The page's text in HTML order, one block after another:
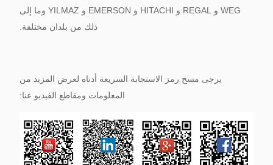
WEG و REGAL و HITACHI و EMERSON و YILMAZ وما إلى
ذلك من بلدان مختلفة.
يرجى مسح رمز الاستجابة السريعة أدناه لعرض المزيد من
المعلومات ومقاطع الفيديو عنا: